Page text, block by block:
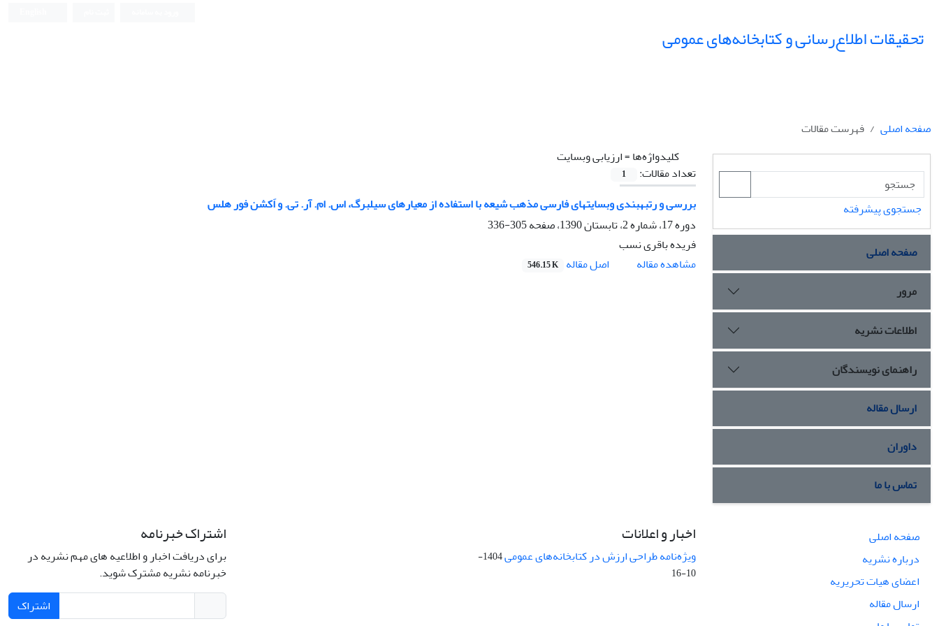
تحقیقات اطلاع‌رسانی و کتابخانه‌های عمومی
صفحه اصلی
فهرست مقالات
کلیدواژه‌ها =ارزیابی وب⁮سایت
تعداد مقالات:
1
بررسی و رتبه⁮بندی وب⁮سایت⁮های فارسی مذهب شیعه با استفاده از معیارهای سیلبرگ، اس. ام. آر. تی. و اَکشن فور هلس
دوره 17، شماره 2، تابستان 1390، صفحه
305-336
فریده باقری نسب
مشاهده مقاله
اصل مقاله 546.15 K
جستجوی پیشرفته
صفحه اصلی
مرور
اطلاعات نشریه
راهنمای نویسندگان
ارسال مقاله
داوران
تماس با ما
صفحه اصلی
درباره نشریه
اعضای هیات تحریریه
ارسال مقاله
اخبار و اعلانات
ویژه‌نامه طراحی ارزش در کتابخانه‌های عمومی
1404-
10-16
اشتراک خبرنامه
برای دریافت اخبار و اطلاعیه های مهم نشریه در
خبرنامه نشریه مشترک شوید.
اشتراک